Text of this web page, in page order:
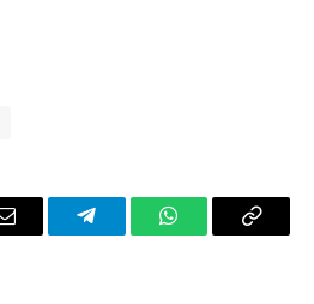
Email TelegramWhatsAppCopy